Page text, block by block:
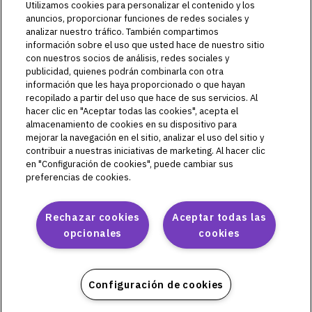
©2018-2026 Insulet Corporation. Omnipod, el logo de
Omnipod, DASH, el logo de DASH, el logo de Omnipod 5,
OmnipodPromise, HORIZON, SmartAdjust, Omnipod
DISPLAY, Omnipod VIEW, Omnipod DEMO, Podder, Simplifly
Life, Toby the Turtle, PodderCentral, el logo de
PodderCentral, PodderTalk, PodPals, Pod University, y
OmnipodPromise son marcas comerciales o marcas
comerciales registradas de Insulet Corporation. Todos los
derechos reservados. Glooko es una marca comercial de
Glooko, Inc. y se usa con autorización. Dexcom y Dexcom G6
son marcas registradas de Dexcom, Inc. y se utilizan con
autorización. La marca denominativa y los logotipos de
de Bluetooth SIG, Inc., y todo uso de dichas marcas por parte
de Insulet Corporation se efectúa con licencia. Todas las
otras marcas comerciales son propiedad de sus respectivos
dueños. El uso de marcas comerciales de terceros no
Utilizamos cookies para personalizar el contenido y los
anuncios, proporcionar funciones de redes sociales y
analizar nuestro tráfico. También compartimos
información sobre el uso que usted hace de nuestro sitio
con nuestros socios de análisis, redes sociales y
publicidad, quienes podrán combinarla con otra
información que les haya proporcionado o que hayan
recopilado a partir del uso que hace de sus servicios. Al
hacer clic en "Aceptar todas las cookies", acepta el
almacenamiento de cookies en su dispositivo para
mejorar la navegación en el sitio, analizar el uso del sitio y
contribuir a nuestras iniciativas de marketing. Al hacer clic
en "Configuración de cookies", puede cambiar sus
preferencias de cookies.
Aceptar todas las
cookies
Rechazar cookies
opcionales
Configuración de cookies